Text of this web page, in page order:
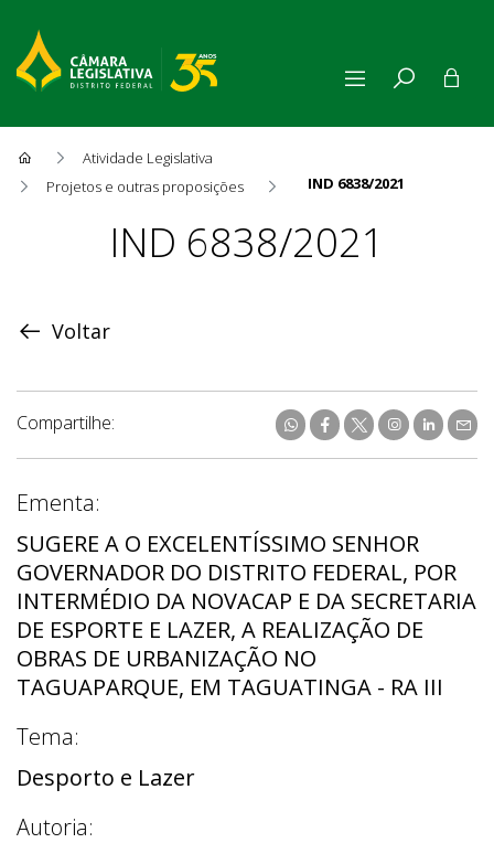
Atividade Legislativa
Projetos e outras proposições
IND 6838/2021
ProposiçãoIND 6838/2021
Voltar
Compartilhe:
Ementa:
SUGERE A O EXCELENTÍSSIMO SENHOR
GOVERNADOR DO DISTRITO FEDERAL, POR
INTERMÉDIO DA NOVACAP E DA SECRETARIA
DE ESPORTE E LAZER, A REALIZAÇÃO DE
OBRAS DE URBANIZAÇÃO NO
TAGUAPARQUE, EM TAGUATINGA - RA III
Tema:
Desporto e Lazer
Autoria: